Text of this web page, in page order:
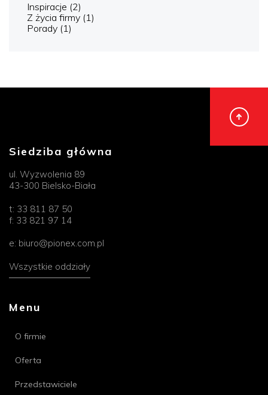
Inspiracje (2)
Z życia firmy (1)
Porady (1)
Siedziba główna
ul. Wyzwolenia 89
43-300 Bielsko-Biała
t: 33 811 87 50
f: 33 821 97 14
e: biuro@pionex.com.pl
Wszystkie oddziały
Menu
O firmie
Oferta
Przedstawiciele